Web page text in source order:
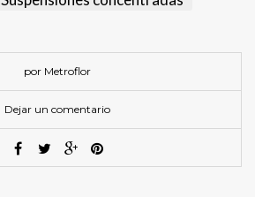
por Metroflor
Dejar un comentario